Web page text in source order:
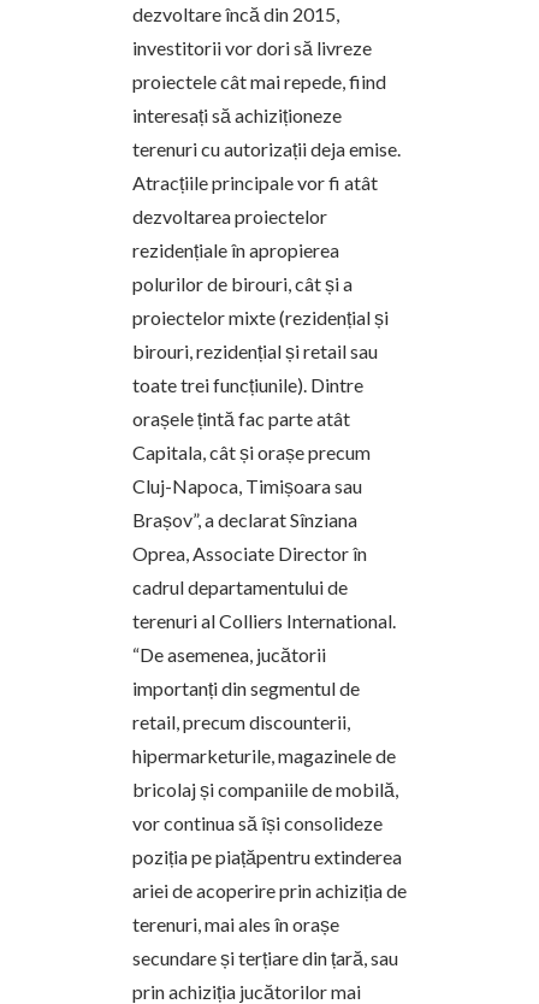
dezvoltare încă din 2015,
investitorii vor dori să livreze
proiectele cât mai repede, fiind
interesați să achiziționeze
terenuri cu autorizații deja emise.
Atracțiile principale vor fi atât
dezvoltarea proiectelor
rezidențiale în apropierea
polurilor de birouri, cât și a
proiectelor mixte (rezidențial și
birouri, rezidențial și retail sau
toate trei funcțiunile). Dintre
orașele țintă fac parte atât
Capitala, cât și orașe precum
Cluj-Napoca, Timișoara sau
Brașov”, a declarat Sînziana
Oprea, Associate Director în
cadrul departamentului de
terenuri al Colliers International.
“De asemenea, jucătorii
importanți din segmentul de
retail, precum discounterii,
hipermarketurile, magazinele de
bricolaj și companiile de mobilă,
vor continua să își consolideze
poziția pe piațăpentru extinderea
ariei de acoperire prin achiziția de
terenuri, mai ales în orașe
secundare și terțiare din țară, sau
prin achiziția jucătorilor mai